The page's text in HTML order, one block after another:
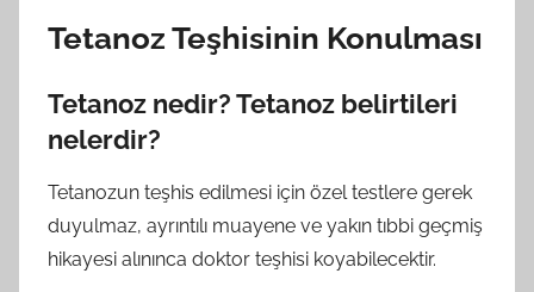
Tetanoz Teşhisinin Konulması
Tetanoz nedir? Tetanoz belirtileri
nelerdir?
Tetanozun teşhis edilmesi için özel testlere gerek
duyulmaz, ayrıntılı muayene ve yakın tıbbi geçmiş
hikayesi alınınca doktor teşhisi koyabilecektir.